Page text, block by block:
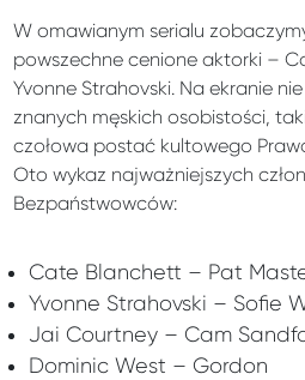
W omawianym serialu
powszechne cenione aktorki –
Yvonne Strahovski. Na ekranie
znanych męskich osobistości,
czołowa postać kultowego
Oto wykaz najważniejszych
Bezpaństwowców:
Cate Blanchett – Pat
Yvonne Strahovski – Sofie
Jai Courtney – Cam
Dominic West – Gordon